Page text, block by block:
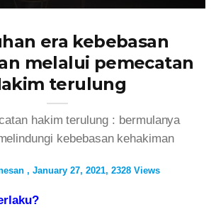
era kebebasan
melalui pemecatan
terulung
hakim terulung : bermulanya
kebebasan kehakiman
January 27, 2021 2328 Views